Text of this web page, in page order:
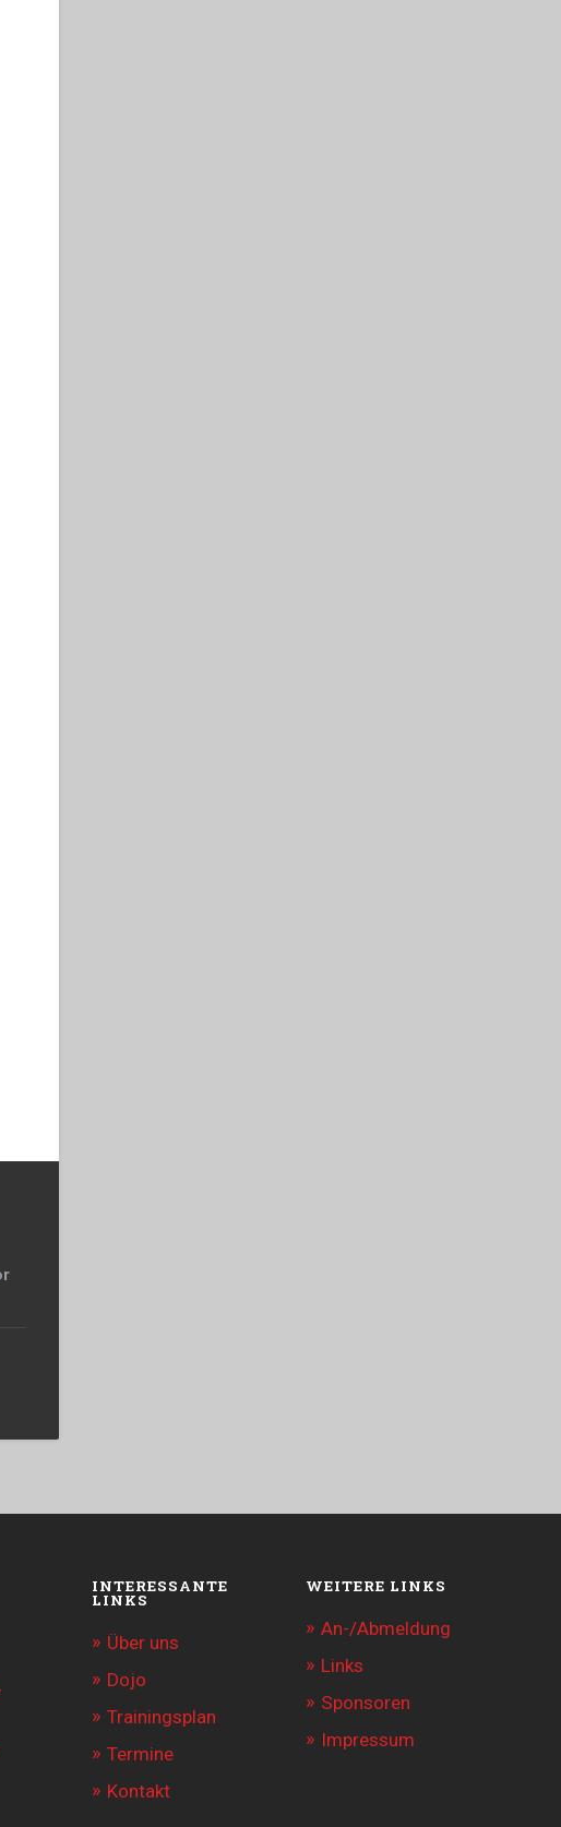
INTERESSANTE
LINKS
Über uns
Dojo
Trainingsplan
Termine
Kontakt
WEITERE LINKS
An-/Abmeldung
Links
Sponsoren
Impressum